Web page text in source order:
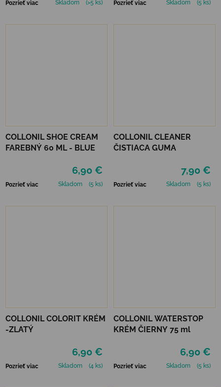
Pozrieť viac Skladom (>5 ks) Pozrieť viac Skladom (5 ks)
COLLONIL SHOE CREAM
FAREBNÝ 60 ML - BLUE
6,90 €
Pozrieť viac Skladom (5 ks)
COLLONIL CLEANER
ČISTIACA GUMA
7,90 €
Pozrieť viac Skladom (5 ks)
COLLONIL COLORIT KRÉM
-ZLATÝ
6,90 €
Pozrieť viac Skladom (4 ks)
COLLONIL WATERSTOP
KRÉM ČIERNY 75 ml
6,90 €
Pozrieť viac Skladom (5 ks)